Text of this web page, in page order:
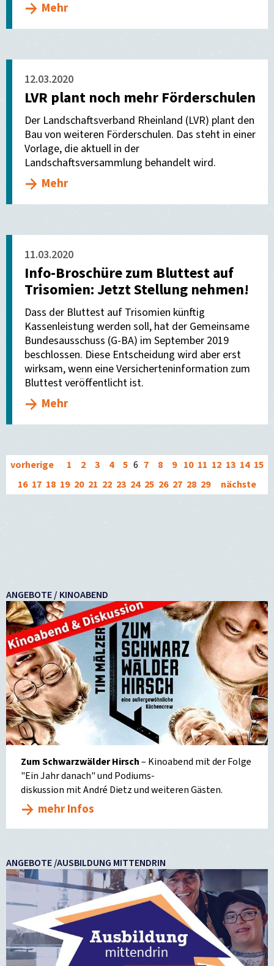
Mehr
12.03.2020
LVR plant noch mehr Förderschulen
Der Landschaftsverband Rheinland (LVR) plant den
Bau von weiteren Förderschulen. Das steht in einer
Vorlage, die aktuell in der
Landschaftsversammlung behandelt wird.
Mehr
11.03.2020
Info-Broschüre zum Bluttest auf
Trisomien: Jetzt Stellung nehmen!
Dass der Bluttest auf Trisomien künftig
Kassenleistung werden soll, hat der Gemeinsame
Bundesausschuss (G-BA) im September 2019
beschlossen. Diese Entscheidung wird aber erst
wirksam, wenn eine Versicherteninformation zum
Bluttest veröffentlicht ist.
Mehr
vorherige 1 2 3 4 5 6 7 8 9 10 11 12 13 14 15
16 17 18 19 20 21 22 23 24 25 26 27 28 29 nächste
ANGEBOTE / KINOABEND
Zum Schwarzwälder Hirsch– Kinoabend mit der Folge
"Ein Jahr danach" und Podiums-
diskussion mit André Dietz und weiteren Gästen.
mehr Infos
ANGEBOTE /AUSBILDUNG MITTENDRIN